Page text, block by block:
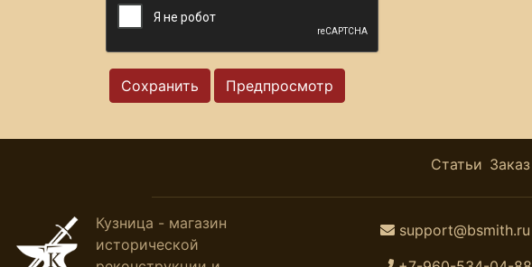
Статьи Заказ
Кузница - магазин
исторической
support@bsmith.ru